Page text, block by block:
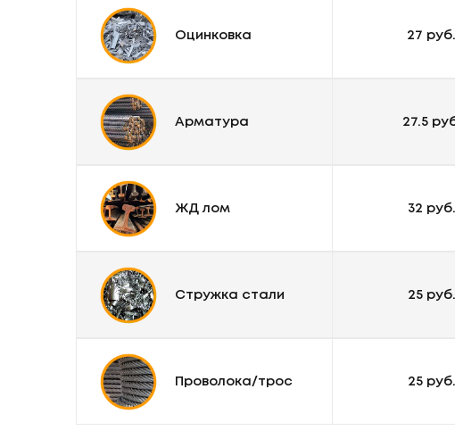
Оцинковка 27 руб.
Арматура 27.5
ЖД лом 32 руб.
Стружка стали 25 руб.
Проволока/трос 25 руб.